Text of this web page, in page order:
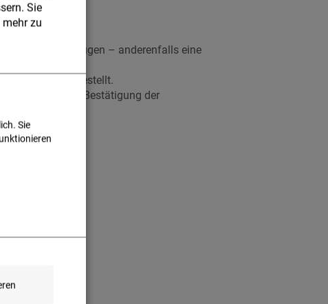
DKIM, etc.) verfügen – anderenfalls eine
als nicht zugestellt.
gilt nicht als Bestätigung der
Sie
mehr zu
Sie